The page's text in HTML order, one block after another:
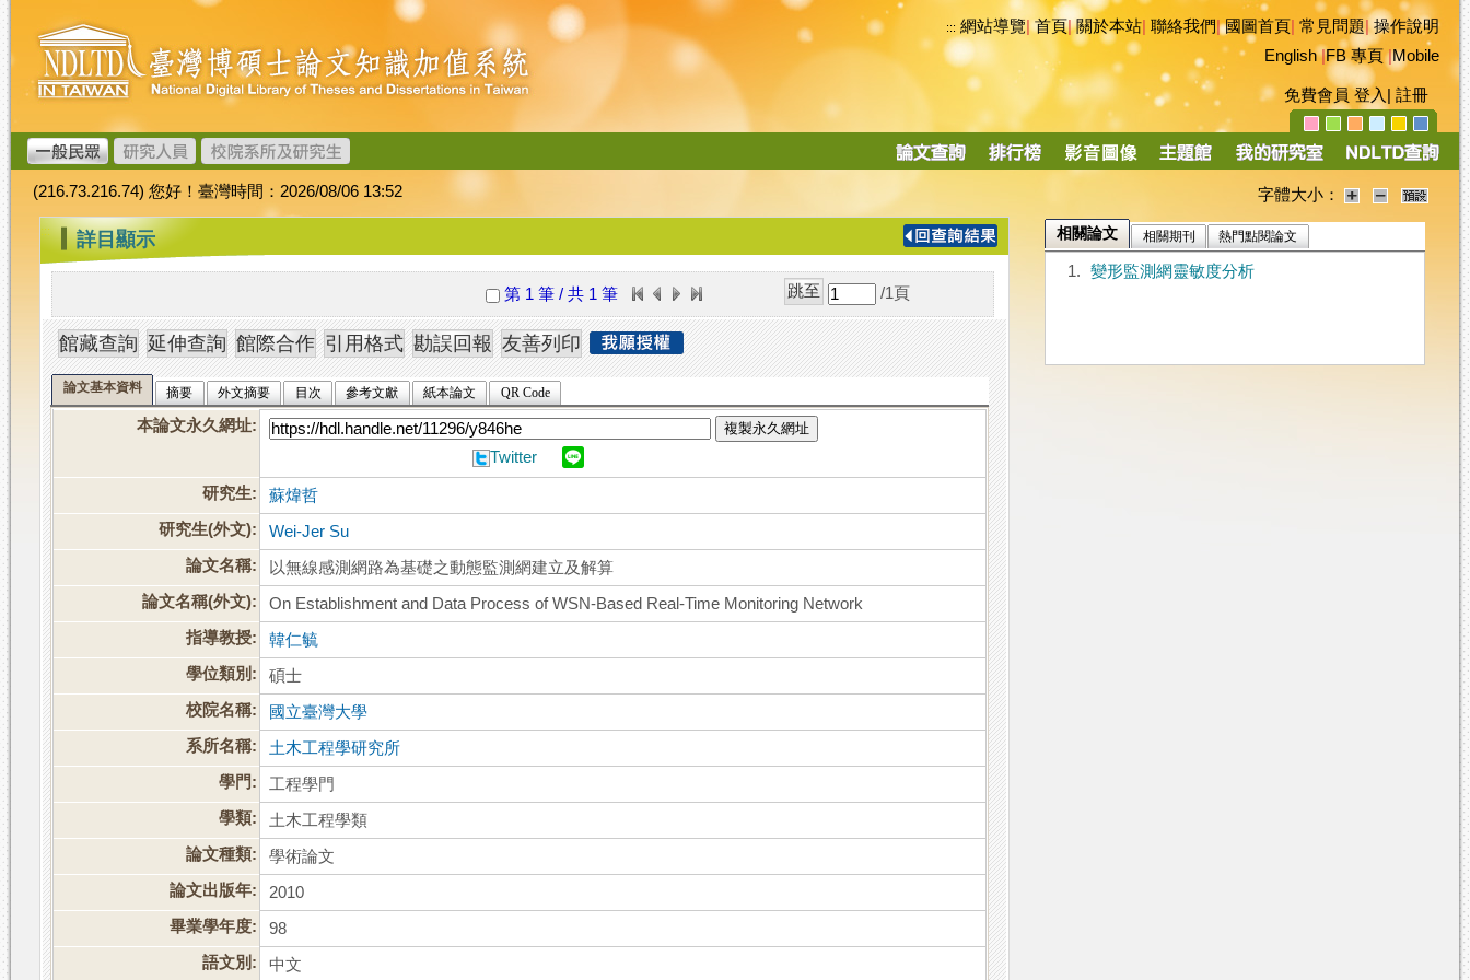
跳
到
主
要
內
容
臺
灣
博
碩
士
論
文
加
值
系
統
::: 網站導覽|首頁|關於本站 聯絡我們|國圖首頁 常見問題|操作說明
English|FB 專頁|Mobile
免費會員 登入 註冊
導
(216.73.216.74) 您好！臺灣時間：2026/08/06 13:52 字體大小：
::: 詳目顯示
第 1 筆 / 共 1 筆 /1 頁
論文基本資料 摘要 外文摘要 目次 參考文獻 紙本論文 QR Code
本論文永久網址: 複製永久網址
Twitter
研究生:
蘇煒哲
研究生(外文):
Wei-Jer Su
論文名稱:
以無線感測網路為基礎之動態監測網建立及解算
論文名稱(外文):
On Establishment and Data Process of WSN-Based Real-Time Monitoring Network
指導教授:
韓仁毓
學位類別:
碩士
校院名稱:
國立臺灣大學
系所名稱:
土木工程學研究所
學門:
工程學門
學類:
土木工程學類
論文種類:
學術論文
論文出版年:
2010
畢業學年度:
98
語文別:
中文
相關論文 相關期刊 熱門點閱論文
1. 變形監測網靈敏度分析